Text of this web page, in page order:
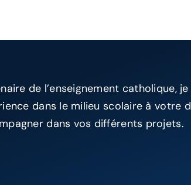
de l’enseignement catholique,
dans le milieu scolaire à votre
dans vos différents projets.